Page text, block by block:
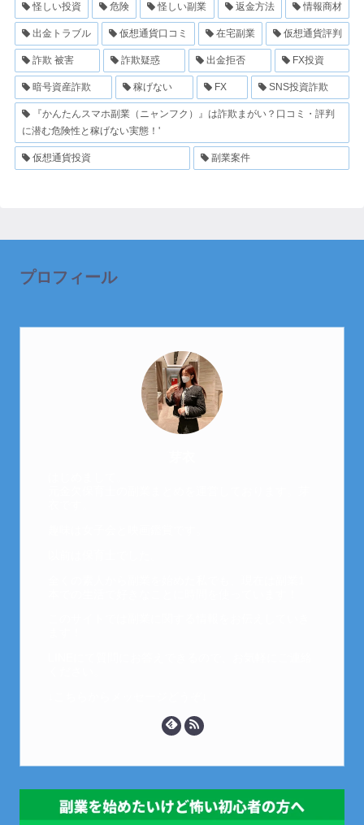
怪しい投資 危険 怪しい副業 返金方法 情報商材
出金トラブル 仮想通貨口コミ 在宅副業 仮想通貨評判
詐欺 被害 詐欺疑惑 出金拒否 FX投資
暗号資産詐欺 稼げない FX SNS投資詐欺
『かんたんスマホ副業（ニャンフク）』は詐欺まがい？口コミ・評判
に潜む危険性と稼げない実態！'
仮想通貨投資 副業案件
プロフィール